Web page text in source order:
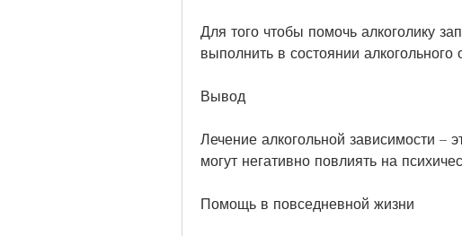
Для того чтобы помочь алкоголику
выполнить в состоянии алкогольного
Вывод
Лечение алкогольной зависимости –
могут негативно повлиять на
Помощь в повседневной жизни